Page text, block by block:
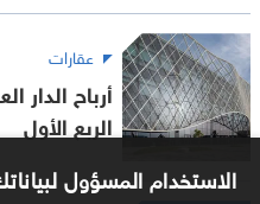
عقارات
الربع الأول
الاستخدام المسؤول